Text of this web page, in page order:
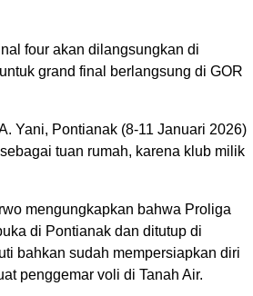
four akan dilangsungkan di
grand final berlangsung di GOR
Yani, Pontianak (8-11 Januari 2026)
tuan rumah, karena klub milik
mengungkapkan bahwa Proliga
di Pontianak dan ditutup di
bahkan sudah mempersiapkan diri
penggemar voli di Tanah Air.